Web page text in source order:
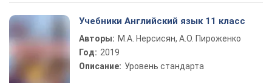
Учебники Английский язык 11 класс
Авторы: М.А. Нерсисян, А.О. Пироженко
Год: 2019
Описание: Уровень стандарта